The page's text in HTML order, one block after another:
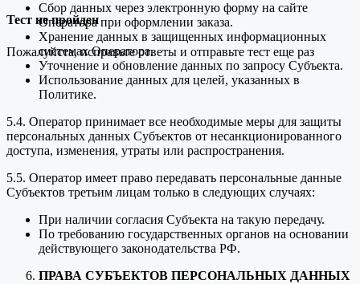
Тест не пройден
Пожалуйста, исправьте ответы и отправьте тест еще раз
Сбор данных через электронную форму на сайте
Оператора при оформлении заказа.
Хранение данных в защищенных информационных
системах Оператора.
Уточнение и обновление данных по запросу Субъекта.
Использование данных для целей, указанных в
Политике.
5.4. Оператор принимает все необходимые меры для защиты
персональных данных Субъектов от несанкционированного
доступа, изменения, утраты или распространения.
5.5. Оператор имеет право передавать персональные данные
Субъектов третьим лицам только в следующих случаях:
При наличии согласия Субъекта на такую передачу.
По требованию государственных органов на основании
действующего законодательства РФ.
ПРАВА СУБЪЕКТОВ ПЕРСОНАЛЬНЫХ ДАННЫХ